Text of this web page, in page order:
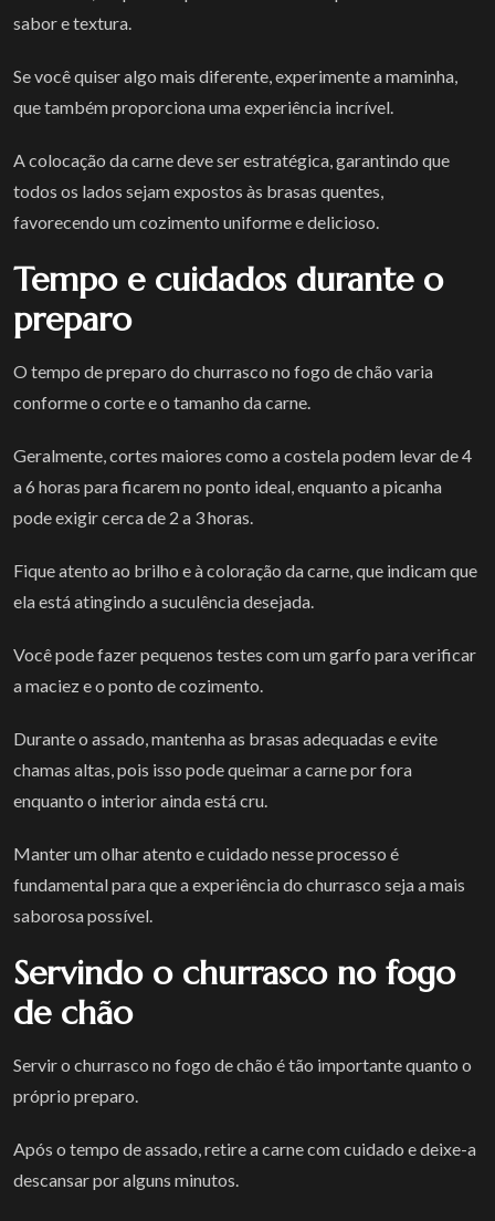
sabor e textura.
Se você quiser algo mais diferente, experimente a maminha,
que também proporciona uma experiência incrível.
A colocação da carne deve ser estratégica, garantindo que
todos os lados sejam expostos às brasas quentes,
favorecendo um cozimento uniforme e delicioso.
Tempo e cuidados durante o
preparo
O tempo de preparo do churrasco no fogo de chão varia
conforme o corte e o tamanho da carne.
Geralmente, cortes maiores como a costela podem levar de 4
a 6 horas para ficarem no ponto ideal, enquanto a picanha
pode exigir cerca de 2 a 3 horas.
Fique atento ao brilho e à coloração da carne, que indicam que
ela está atingindo a suculência desejada.
Você pode fazer pequenos testes com um garfo para verificar
a maciez e o ponto de cozimento.
Durante o assado, mantenha as brasas adequadas e evite
chamas altas, pois isso pode queimar a carne por fora
enquanto o interior ainda está cru.
Manter um olhar atento e cuidado nesse processo é
fundamental para que a experiência do churrasco seja a mais
saborosa possível.
Servindo o churrasco no fogo
de chão
Servir o churrasco no fogo de chão é tão importante quanto o
próprio preparo.
Após o tempo de assado, retire a carne com cuidado e deixe-a
descansar por alguns minutos.